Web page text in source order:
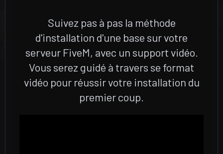
Suivez pas à pas la méthode
d'installation d'une base sur votre
serveur FiveM, avec un support vidéo.
Vous serez guidé à travers se format
vidéo pour réussir votre installation du
premier coup.